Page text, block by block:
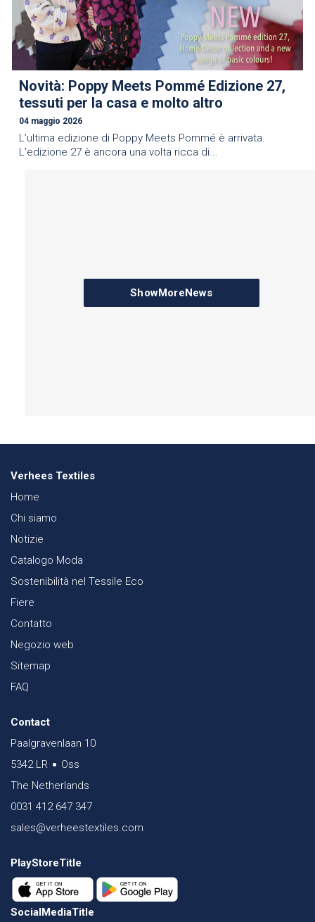
Novità: Poppy Meets Pommé Edizione 27,
tessuti per la casa e molto altro
04 maggio 2026
L’ultima edizione di Poppy Meets Pommé è arrivata.
L’edizione 27 è ancora una volta ricca di...
ShowMoreNews
Verhees Textiles
Home
Chi siamo
Notizie
Catalogo Moda
Sostenibilità nel Tessile Eco
Fiere
Contatto
Negozio web
Sitemap
FAQ
Contact
Paalgravenlaan 10
5342 LR
Oss
The Netherlands
0031 412 647 347
sales@verheestextiles.com
PlayStoreTitle
SocialMediaTitle